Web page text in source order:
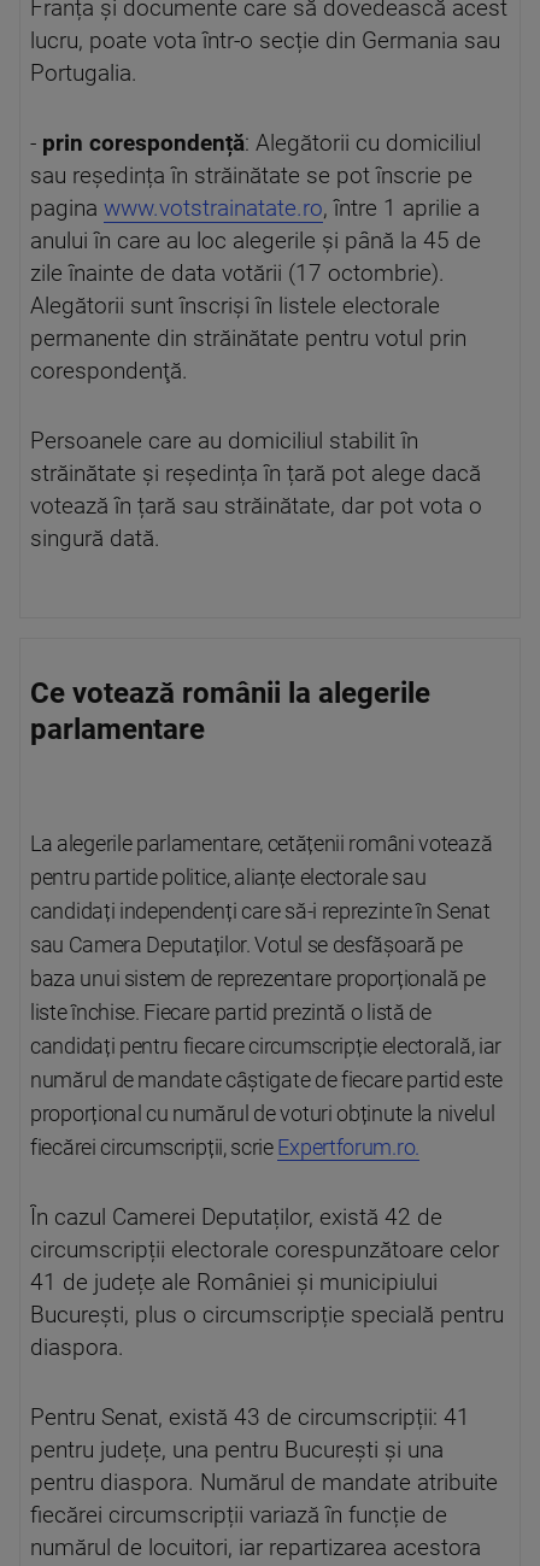
Franța și documente care să dovedească acest
lucru, poate vota într-o secție din Germania sau
Portugalia.
- prin corespondență: Alegătorii cu domiciliul
sau reședința în străinătate se pot înscrie pe
pagina www.votstrainatate.ro, între 1 aprilie a
anului în care au loc alegerile şi până la 45 de
zile înainte de data votării (17 octombrie).
Alegătorii sunt înscrişi în listele electorale
permanente din străinătate pentru votul prin
corespondenţă.
Persoanele care au domiciliul stabilit în
străinătate și reședința în țară pot alege dacă
votează în țară sau străinătate, dar pot vota o
singură dată.
Ce votează românii la alegerile
parlamentare
La alegerile parlamentare, cetățenii români votează
pentru partide politice, alianțe electorale sau
candidați independenți care să-i reprezinte în Senat
sau Camera Deputaților. Votul se desfășoară pe
baza unui sistem de reprezentare proporțională pe
liste închise. Fiecare partid prezintă o listă de
candidați pentru fiecare circumscripție electorală, iar
numărul de mandate câștigate de fiecare partid este
proporțional cu numărul de voturi obținute la nivelul
fiecărei circumscripții, scrieExpertforum.ro.
În cazul Camerei Deputaților, există 42 de
circumscripții electorale corespunzătoare celor
41 de județe ale României și municipiului
București, plus o circumscripție specială pentru
diaspora.
Pentru Senat, există 43 de circumscripții: 41
pentru județe, una pentru București și una
pentru diaspora. Numărul de mandate atribuite
fiecărei circumscripții variază în funcție de
numărul de locuitori, iar repartizarea acestora